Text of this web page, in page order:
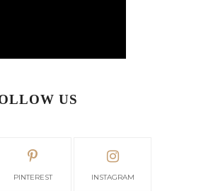
US
PINTEREST INSTAGRAM